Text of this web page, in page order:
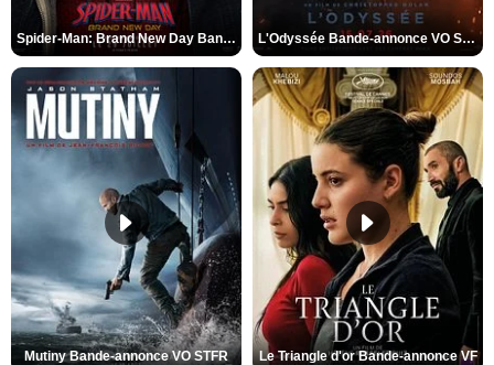
Spider-Man: Brand New Day Bande-annonce VO STFR L'Odyssée Bande-annonce VO STFR
Mutiny Bande-annonce VO STFR Le Triangle d'or Bande-annonce VF